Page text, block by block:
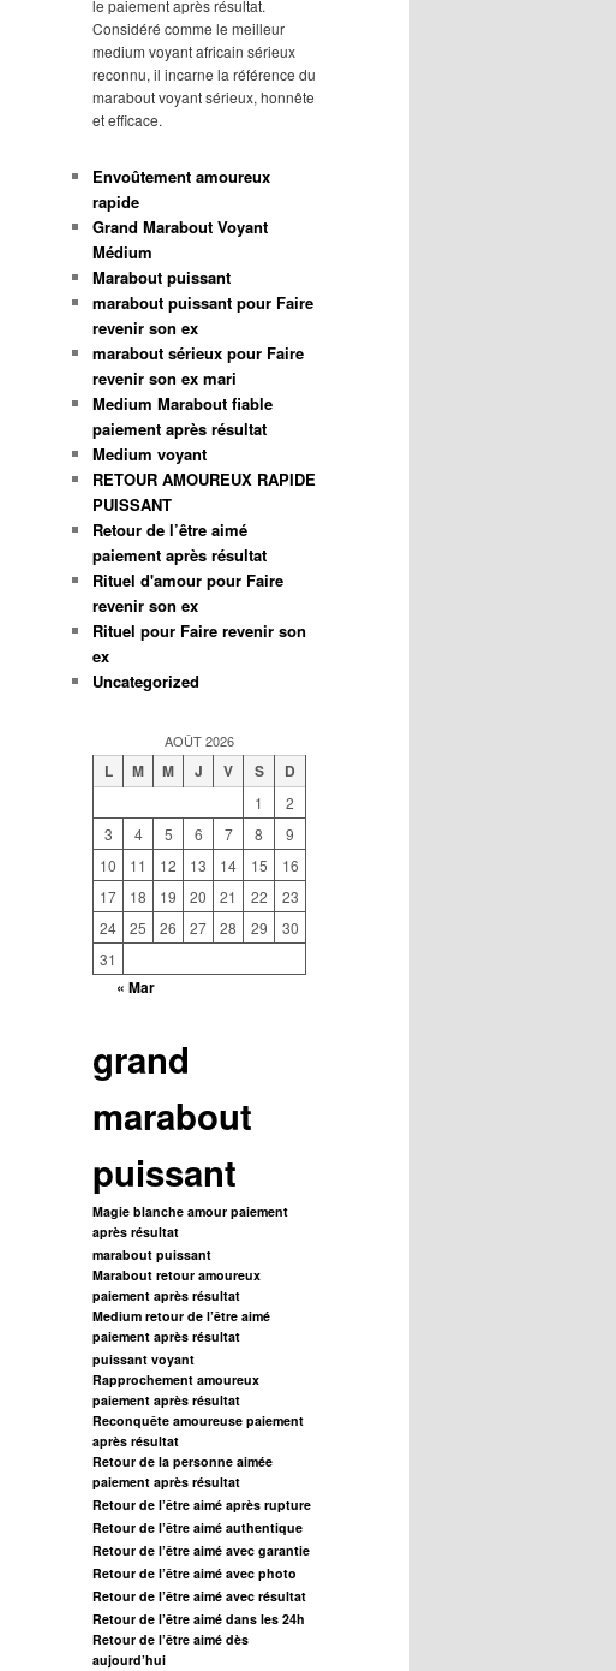
le paiement après résultat.
Considéré comme le meilleur
medium voyant africain sérieux
reconnu, il incarne la référence du
marabout voyant sérieux, honnête
et efficace.
Envoûtement amoureux
rapide
Grand Marabout Voyant
Médium
Marabout puissant
marabout puissant pour Faire
revenir son ex
marabout sérieux pour Faire
revenir son ex mari
Medium Marabout fiable
paiement après résultat
Medium voyant
RETOUR AMOUREUX RAPIDE
PUISSANT
Retour de l’être aimé
paiement après résultat
Rituel d'amour pour Faire
revenir son ex
Rituel pour Faire revenir son
ex
Uncategorized
AOÛT 2026
L M M J V S D
1
2
3
4 5 6 7 8
9
10
11 12 13 14 15
16
17
18 19 20 21 22
23
24
25 26 27 28 29
30
31
« Mar
grand
marabout
puissant
Magie blanche amour paiement
après résultat
marabout puissant
Marabout retour amoureux
paiement après résultat
Medium retour de l’être aimé
paiement après résultat
puissant voyant
Rapprochement amoureux
paiement après résultat
Reconquête amoureuse paiement
après résultat
Retour de la personne aimée
paiement après résultat
Retour de l’être aimé après rupture
Retour de l’être aimé authentique
Retour de l’être aimé avec garantie
Retour de l’être aimé avec photo
Retour de l’être aimé avec résultat
Retour de l’être aimé dans les 24h
Retour de l’être aimé dès
aujourd’hui